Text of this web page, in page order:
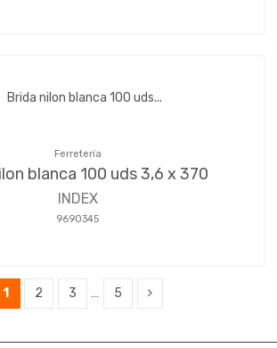
Ferretería
blanca 100 uds 3,6 x 370
INDEX
9690345
1 2 3 … 5